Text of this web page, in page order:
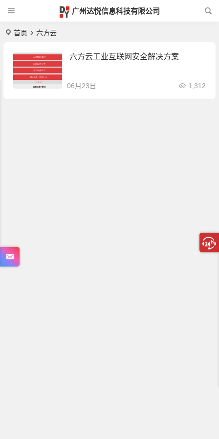
广州达悦信息科技有限公司
首页 六方云
六方云工业互联网安全解决方案
06月23日 1,312